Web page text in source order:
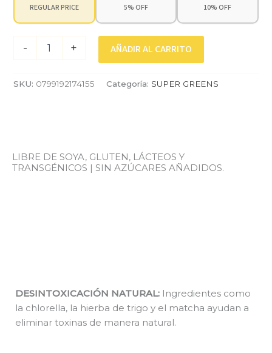
REGULAR PRICE 5% OFF 10% OFF
- + AÑADIR AL CARRITO
SKU: 0799192174155 Categoría: SUPER GREENS
LIBRE DE SOYA, GLUTEN, LÁCTEOS Y
TRANSGÉNICOS | SIN AZÚCARES AÑADIDOS.
DESINTOXICACIÓN NATURAL: Ingredientes como
la chlorella, la hierba de trigo y el matcha ayudan a
eliminar toxinas de manera natural.